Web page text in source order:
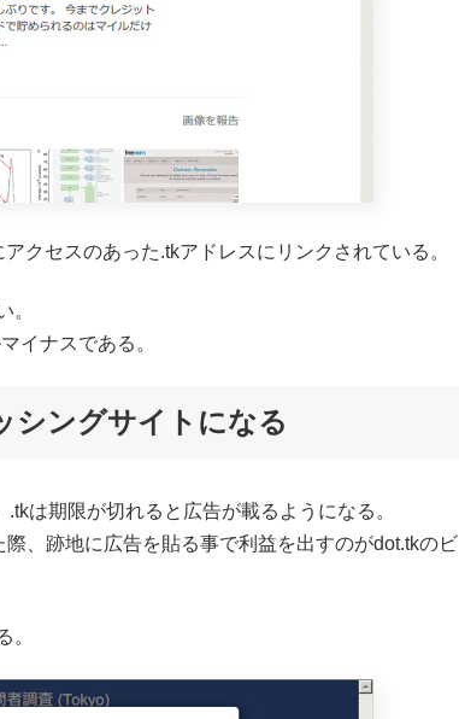
クセスのあった.tkアドレスにリンクされている。
。
イナスである。
シングサイトになる
は期限が切れると広告が載るようになる。
、跡地に広告を貼る事で利益を出すのがdot.tkのビ
。